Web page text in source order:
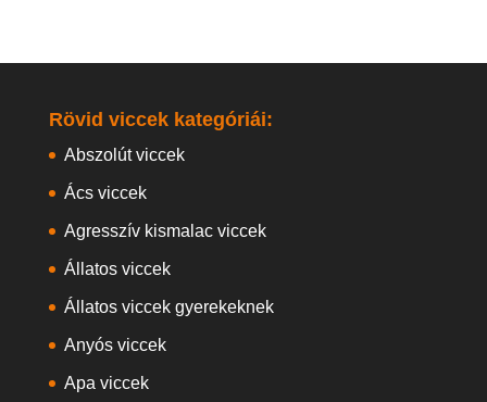
Rövid viccek kategóriái:
Abszolút viccek
Ács viccek
Agresszív kismalac viccek
Állatos viccek
Állatos viccek gyerekeknek
Anyós viccek
Apa viccek